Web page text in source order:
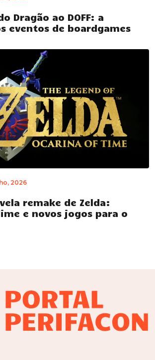
Dragão ao DOFF: a
eventos de boardgames
2026
remake de Zelda:
e novos jogos para o